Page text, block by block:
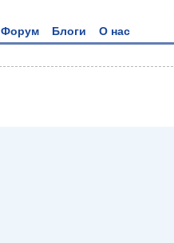
Форум Блоги О нас